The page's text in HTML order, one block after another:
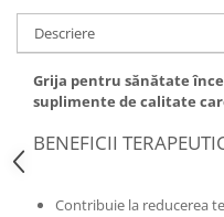
Descriere
Grija pentru sănătate
suplimente de calitate
BENEFICII
Contribuie la reducerea